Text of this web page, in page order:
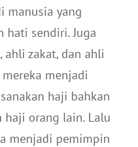
manusia yang
hati sendiri. Juga
zakat, dan ahli
mereka menjadi
haji bahkan
haji orang lain. Lalu
menjadi pemimpin